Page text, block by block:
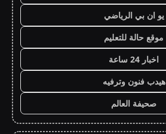
يو ان بي الرياضي
موقع حالة للتعليم
اخبار 24 ساعة
هيدب فنون وترفيه
صحيفة العالم